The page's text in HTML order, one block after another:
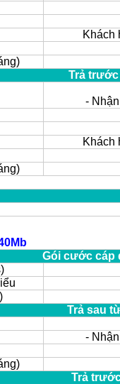
Khách
Trả trước
-
Khách
Gói cước cáp
Trả sau
-
Trả